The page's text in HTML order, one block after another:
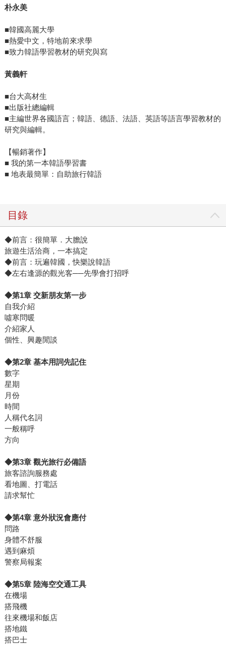
朴永美
■韓國高麗大學
■熱愛中文，特地前來求學
■致力韓語學習教材的研究與寫
黃義軒
■台大高材生
■出版社總編輯
■主編世界各國語言；韓語、德語、法語、英語等語言學習教材的
研究與編輯。
【暢銷著作】
■ 我的第一本韓語學習書
■ 地表最簡單：自助旅行韓語
目錄
◆前言：很簡單．大膽說
旅遊生活洽商，一本搞定
◆前言：玩遍韓國，快樂說韓語
◆左右逢源的觀光客──先學會打招呼
◆第1章 交新朋友第一步
自我介紹
噓寒問暖
介紹家人
個性、興趣閒談
◆第2章 基本用詞先記住
數字
星期
月份
時間
人稱代名詞
一般稱呼
方向
◆第3章 觀光旅行必備語
旅客諮詢服務處
看地圖、打電話
請求幫忙
◆第4章 意外狀況會應付
問路
身體不舒服
遇到麻煩
警察局報案
◆第5章 陸海空交通工具
在機場
搭飛機
往來機場和飯店
搭地鐵
搭巴士